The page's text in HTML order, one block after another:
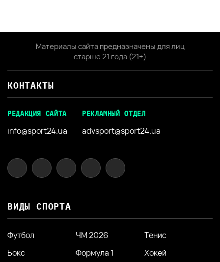
Материалы сайта предназначены для лиц
старше 21 года (21+)
КОНТАКТЫ
РЕДАКЦИЯ САЙТА
info@sport24.ua
РЕКЛАМНЫЙ ОТДЕЛ
advsport@sport24.ua
ВИДЫ СПОРТА
Футбол ЧМ 2026
Тенис
Бокс
Формула 1
Хокей